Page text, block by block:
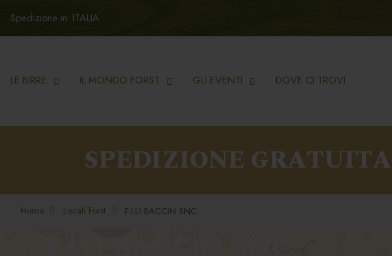
Spedizione in: ITALIA
LE BIRRE IL MONDO FORST GLI EVENTI DOVE CI TROVI
SPEDIZIONE GRATUITA
Home Locali Forst F.LLI BACCIN SNC